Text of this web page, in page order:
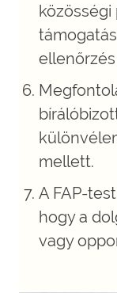
mellett.
A FAP-
hogy a
vagy